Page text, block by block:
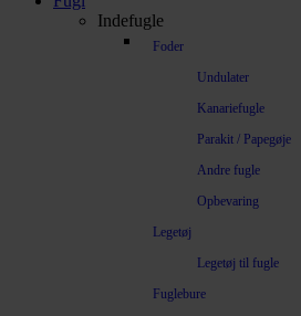
Indefugle
Foder
Undulater
Kanariefugle
Parakit / Papegøje
Andre fugle
Opbevaring
Legetøj
Legetøj til fugle
Fuglebure